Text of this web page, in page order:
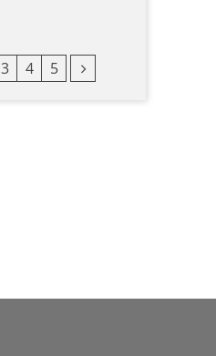
3 4 5 Nächste Seite